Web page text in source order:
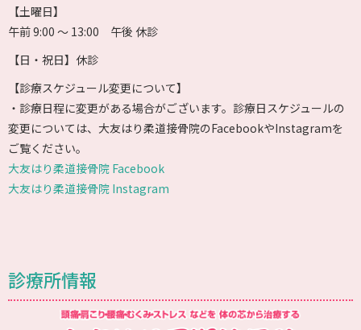
【土曜日】
午前 9:00 〜 13:00 午後 休診
【日・祝日】休診
【診療スケジュール変更について】
・診療日程に変更がある場合がございます。診療日スケジュールの
変更については、大友はり柔道接骨院のFacebookやInstagramを
ご覧ください。
大友はり柔道接骨院 Facebook
大友はり柔道接骨院 Instagram
診療所情報